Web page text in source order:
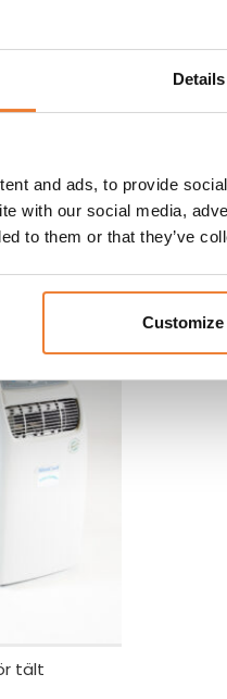
Details
and ads, to provide
with our social media,
to them or that they’ve
Customize
tält